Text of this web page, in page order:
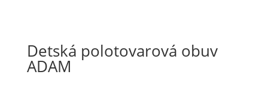
Detská polotovarová obuv
ADAM